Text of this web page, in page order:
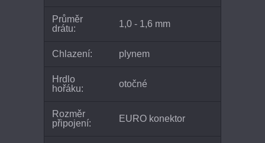
Průměr
drátu:
1,0 - 1,6 mm
Chlazení: plynem
Hrdlo
hořáku:
otočné
Rozměr
připojení:
EURO konektor